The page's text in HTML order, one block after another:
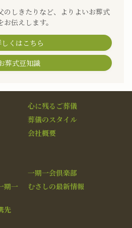
のしきたりなど、よりよいお葬式
伝えします。
くはこちら
葬式豆知識
心に残るご葬儀
葬儀のスタイル
会社概要
一期一会倶楽部
期一
むさしの最新情報
先